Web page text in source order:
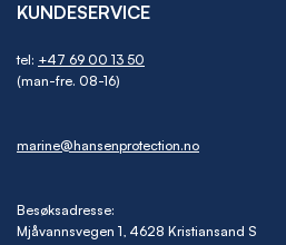
KUNDESERVICE
tel: +47 69 00 13 50
(man-fre. 08-16)
marine@hansenprotection.no
Besøksadresse:
Mjåvannsvegen 1, 4628 Kristiansand S